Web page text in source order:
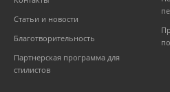
Статьи и новости
Благотворительность
Партнерская программа для
стилистов